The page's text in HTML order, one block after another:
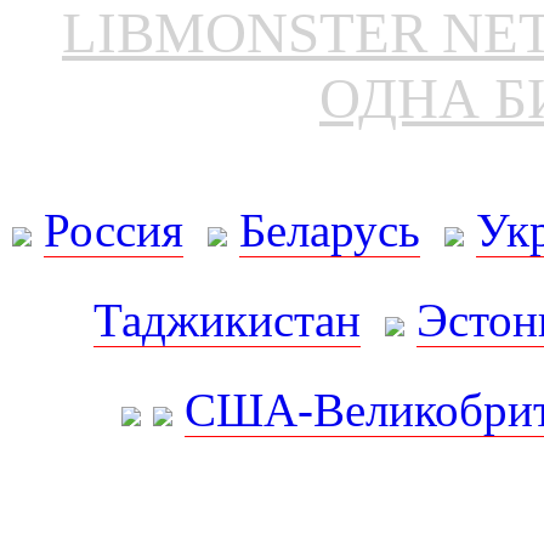
LIBMONSTER
ОДНА
Россия Беларусь
Таджикистан
США-